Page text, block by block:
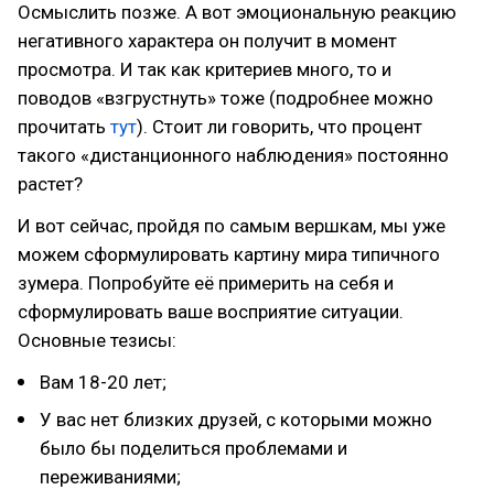
Осмыслить позже. А вот эмоциональную реакцию
негативного характера он получит в момент
просмотра. И так как критериев много, то и
поводов «взгрустнуть» тоже (подробнее можно
прочитать тут). Стоит ли говорить, что процент
такого «дистанционного наблюдения» постоянно
растет?
И вот сейчас, пройдя по самым вершкам, мы уже
можем сформулировать картину мира типичного
зумера. Попробуйте её примерить на себя и
сформулировать ваше восприятие ситуации.
Основные тезисы:
Вам 18-20 лет;
У вас нет близких друзей, с которыми можно
было бы поделиться проблемами и
переживаниями;